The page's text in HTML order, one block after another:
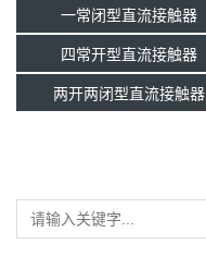
一常闭型直流接触器
四常开型直流接触器
两开两闭型直流接触器